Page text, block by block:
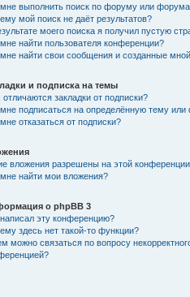
мне выполнить поиск по форуму или
мой поиск не даёт результатов?
моего поиска я получил пустую
найти пользователя конференции?
мне найти свои сообщения и созданные
и подписка на темы
закладки от подписки?
мне подписаться на определённую тему
отказаться от подписки?
вложения разрешены на этой
мне найти мои вложения?
о phpBB 3
написал эту конференцию?
здесь нет такой-то функции?
можно связаться по вопросу